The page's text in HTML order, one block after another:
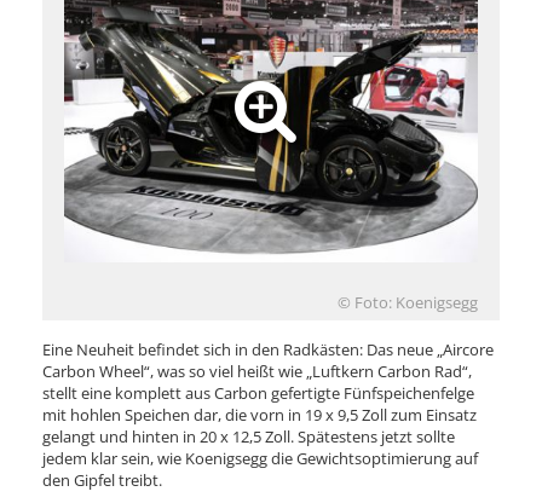
© Foto: Koenigsegg
Eine Neuheit befindet sich in den Radkästen: Das neue „Aircore
Carbon Wheel“, was so viel heißt wie „Luftkern Carbon Rad“,
stellt eine komplett aus Carbon gefertigte Fünfspeichenfelge
mit hohlen Speichen dar, die vorn in 19 x 9,5 Zoll zum Einsatz
gelangt und hinten in 20 x 12,5 Zoll. Spätestens jetzt sollte
jedem klar sein, wie Koenigsegg die Gewichtsoptimierung auf
den Gipfel treibt.